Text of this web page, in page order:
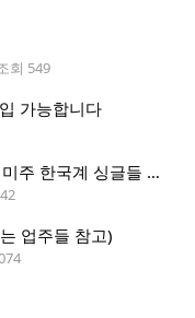
회 549
가능합니다
Couple.net 1:1 50만쌍 글로벌 매칭 - 미주 한국계 싱글들 모이세요
업주들 참고)